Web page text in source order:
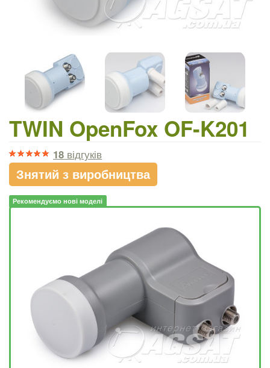
TWIN OpenFox OF-K201
18 відгуків
Знятий з виробництва
Рекомендуємо нові моделі